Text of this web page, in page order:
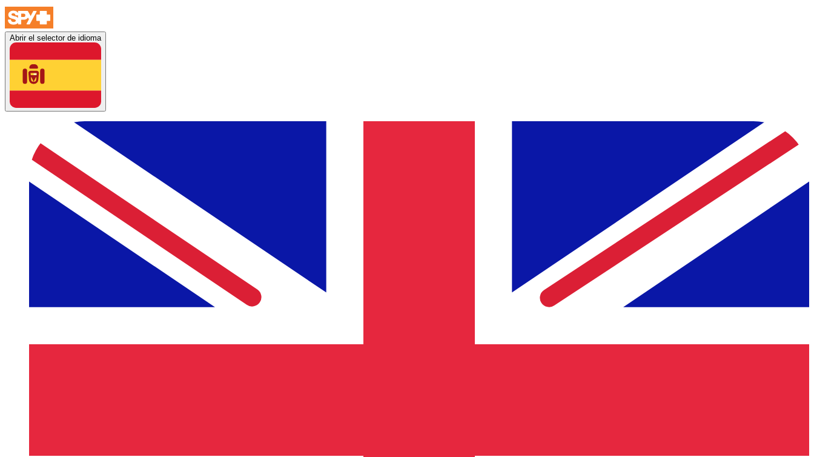
Abrir el selector de idioma